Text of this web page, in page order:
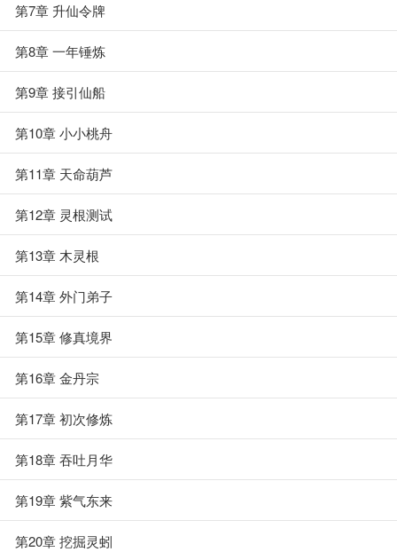
第7章 升仙令牌
第8章 一年锤炼
第9章 接引仙船
第10章 小小桃舟
第11章 天命葫芦
第12章 灵根测试
第13章 木灵根
第14章 外门弟子
第15章 修真境界
第16章 金丹宗
第17章 初次修炼
第18章 吞吐月华
第19章 紫气东来
第20章 挖掘灵蚓